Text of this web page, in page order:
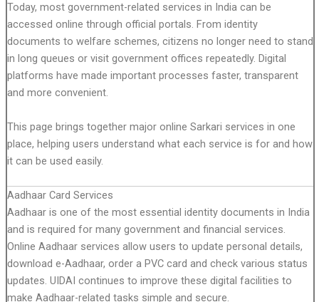
Today, most government-related services in India can be
accessed online through official portals. From identity
documents to welfare schemes, citizens no longer need to stand
in long queues or visit government offices repeatedly. Digital
platforms have made important processes faster, transparent
and more convenient.
This page brings together major online Sarkari services in one
place, helping users understand what each service is for and how
it can be used easily.
Aadhaar Card Services
Aadhaar is one of the most essential identity documents in India
and is required for many government and financial services.
Online Aadhaar services allow users to update personal details,
download e-Aadhaar, order a PVC card and check various status
updates. UIDAI continues to improve these digital facilities to
make Aadhaar-related tasks simple and secure.